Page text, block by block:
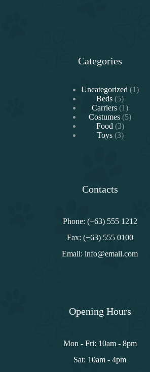
Categories
Uncategorized 11
Beds 55
productos
Carriers 11
producto
Costumes 55
Food 33
productos
Toys 33
Contacts
Phone: (+63) 555 1212
Fax: (+63) 555 0100
Email: info@email.com
Opening Hours
Mon - Fri: 10am - 8pm
Sat: 10am - 4pm